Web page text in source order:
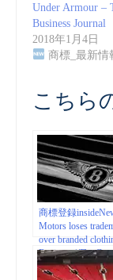
Under Armour –
Business Journal
2018年1月4日
商標_最新情
こちら
商標登録
Motors loses
over branded
Business | The